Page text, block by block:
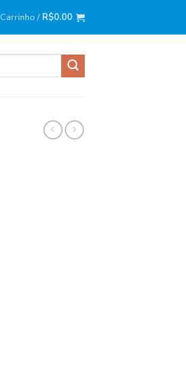
: BEMVINDO10
Carrinho / R$0.00